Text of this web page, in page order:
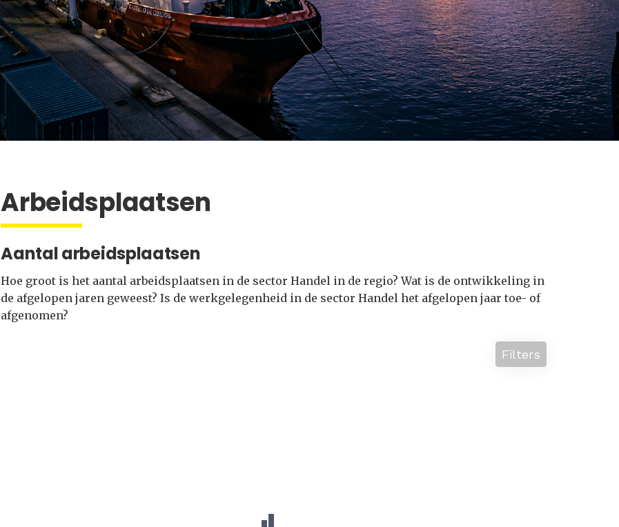
Arbeidsplaatsen
Aantal arbeidsplaatsen
Hoe groot is het aantal arbeidsplaatsen in de sector Handel in de regio? Wat is de ontwikkeling in
de afgelopen jaren geweest? Is de werkgelegenheid in de sector Handel het afgelopen jaar toe- of
afgenomen?
Filters